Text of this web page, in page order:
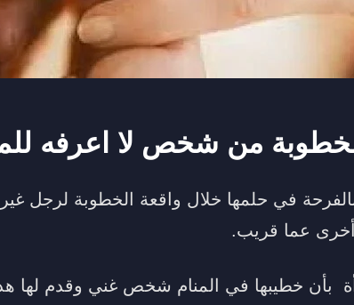
من شخص لا اعرفه
في حلمها خلال واقعة الخطوبة لرجل
أخرى عما قريب.
بأن خطيبها في المنام شخص غني وقدم لها